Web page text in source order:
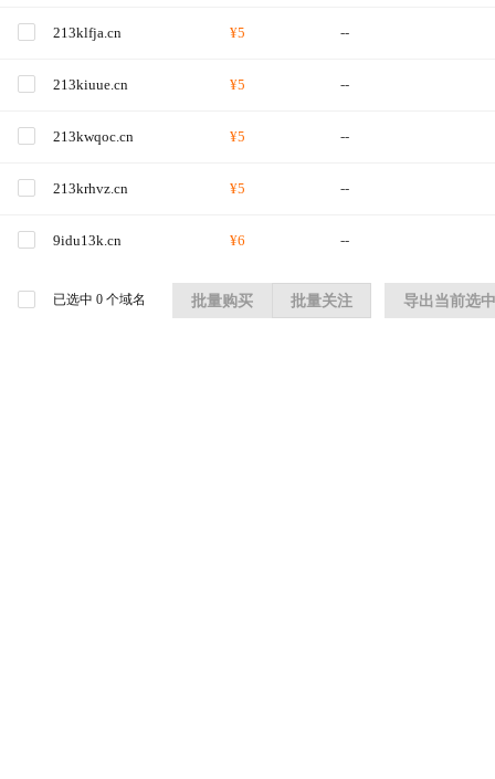
213klfja.cn ¥5 --
213kiuue.cn ¥5 --
213kwqoc.cn ¥5 --
213krhvz.cn ¥5 --
9idu13k.cn ¥6 --
已选中 0 个域名 批量购买 批量关注 导出当前选中